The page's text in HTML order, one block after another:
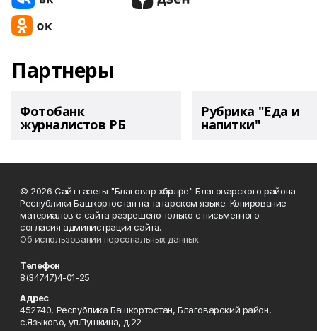
Партнеры
Фотобанк
журналистов РБ
Рубрика "Еда и
напитки"
© 2026 Сайт газеты "Благовар хәбәрләре" Благоварского района
Республики Башкортостан на татарском языке. Копирование
материалов с сайта разрешено только с письменного
согласия администрации сайта.
Об использовании персональных данных
Телефон
8(34747)4-01-25
Адрес
452740, Республика Башкортостан, Благоварский район,
с.Языково, ул.Пушкина, д.22